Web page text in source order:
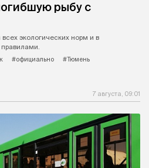
рыбу с
экологических норм и в
#официально
#Тюмень
7 августа, 09:01